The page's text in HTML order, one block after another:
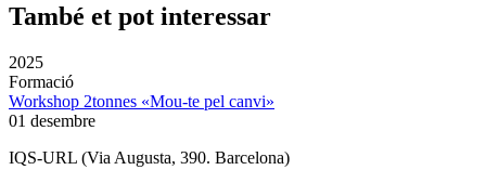
També et pot interessar
2025
Formació
Workshop 2tonnes «Mou-te pel canvi»
01 desembre
IQS-URL (Via Augusta, 390. Barcelona)